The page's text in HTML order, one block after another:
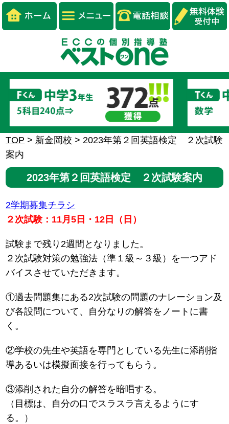
TOP > 新金岡校 >2023年第２回英語検定 ２次試験
案内
2023年第２回英語検定 ２次試験案内
2学期募集チラシ
２次試験：11月5日・12日（日）
試験まで残り2週間となりました。
２次試験対策の勉強法（準１級～３級）を一つアド
バイスさせていただきます。
①過去問題集にある2次試験の問題のナレーション及
び各設問について、自分なりの解答をノートに書
く。
②学校の先生や英語を専門としている先生に添削指
導あるいは模擬面接を行ってもらう。
③添削された自分の解答を暗唱する。
（目標は、自分の口でスラスラ言えるようにす
る。）